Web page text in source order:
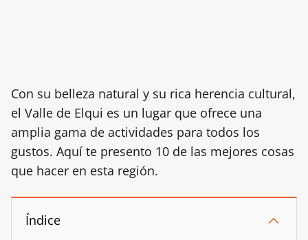
Con su belleza natural y su rica herencia cultural,
el Valle de Elqui es un lugar que ofrece una
amplia gama de actividades para todos los
gustos. Aquí te presento 10 de las mejores cosas
que hacer en esta región.
Índice